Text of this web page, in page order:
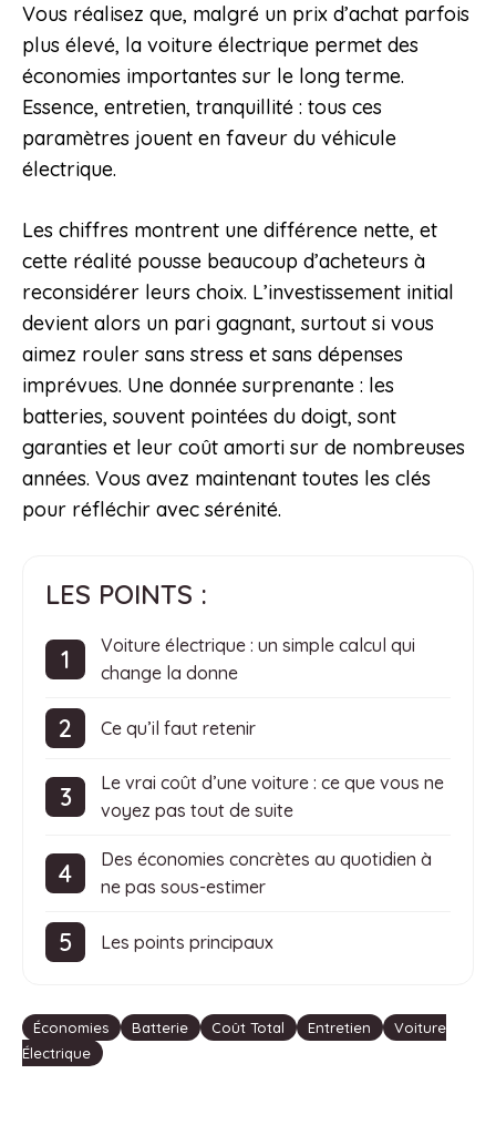
Vous réalisez que, malgré un prix d’achat parfois
plus élevé, la voiture électrique permet des
économies importantes sur le long terme.
Essence, entretien, tranquillité : tous ces
paramètres jouent en faveur du véhicule
électrique.
Les chiffres montrent une différence nette, et
cette réalité pousse beaucoup d’acheteurs à
reconsidérer leurs choix. L’investissement initial
devient alors un pari gagnant, surtout si vous
aimez rouler sans stress et sans dépenses
imprévues. Une donnée surprenante : les
batteries, souvent pointées du doigt, sont
garanties et leur coût amorti sur de nombreuses
années. Vous avez maintenant toutes les clés
pour réfléchir avec sérénité.
LES POINTS :
Voiture électrique : un simple calcul qui
change la donne
Ce qu’il faut retenir
Le vrai coût d’une voiture : ce que vous ne
voyez pas tout de suite
Des économies concrètes au quotidien à
ne pas sous-estimer
Les points principaux
Étiquettes
Économies Batterie Coût Total Entretien
Voiture
Électrique